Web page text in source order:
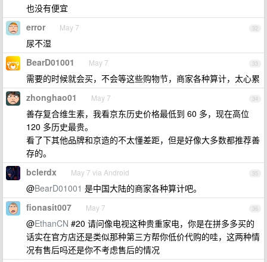
也没有便宜
32
error May 7
尿不湿
33
BearD01001 May 7
需要的时候就会买，不会等这些购物节，商家各种算计，太心累
34
zhonghao01 May 7
善存复合维生素，我看京东历史价格最低到 60 多，现在高位
120 多历史最贵。
看了下其他品牌和京造的不太懂差距，但是好像大多数都推荐善
存的。
35
bclerdx May 7 via Android
@BearD01001 是中国大陆的商家各种算计吧。
36
fionasit007 May 7
@EthanCN #20 请问像电视这种贵重家电，你是在拼多多买的
话实在官方店还是类似那种第三方帮你低价代购的哇，这两种情
况有售后吗还是你不考虑售后的情况